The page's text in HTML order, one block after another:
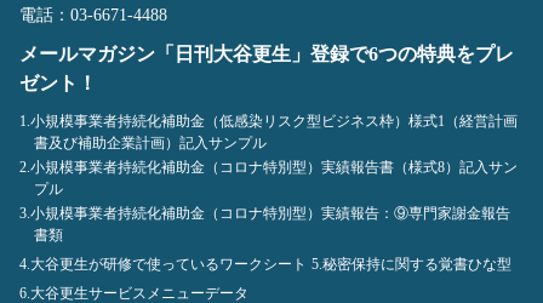
電話：03-6671-4488
メールマガジン「日刊大谷更生」登録で6つの特典をプレ
ゼント！
1.小規模事業者持続化補助金（低感染リスク型ビジネス枠）様式1（経営計画
書及び補助企業計画）記入サンプル
2.小規模事業者持続化補助金（コロナ特別型）実績報告書（様式8）記入サン
プル
3.小規模事業者持続化補助金（コロナ特別型）実績報告：⑨専門家謝金報告
書類
4.大谷更生が研修で使っているワークシート 5.秘密保持に関する覚書ひな型
6.大谷更生サービスメニューデータ